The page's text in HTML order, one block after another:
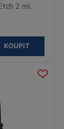
2 ml
KOUPIT